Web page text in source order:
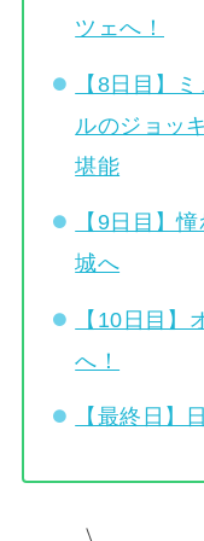
ツェへ！
【8日目】
ルのジョッ
堪能
【9日目】
城へ
【10日目】
へ！
【最終日】